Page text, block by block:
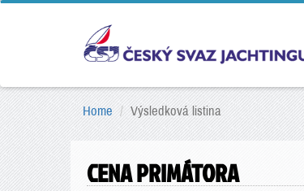
Home Výsledková listina
CENA PRIMÁTORA